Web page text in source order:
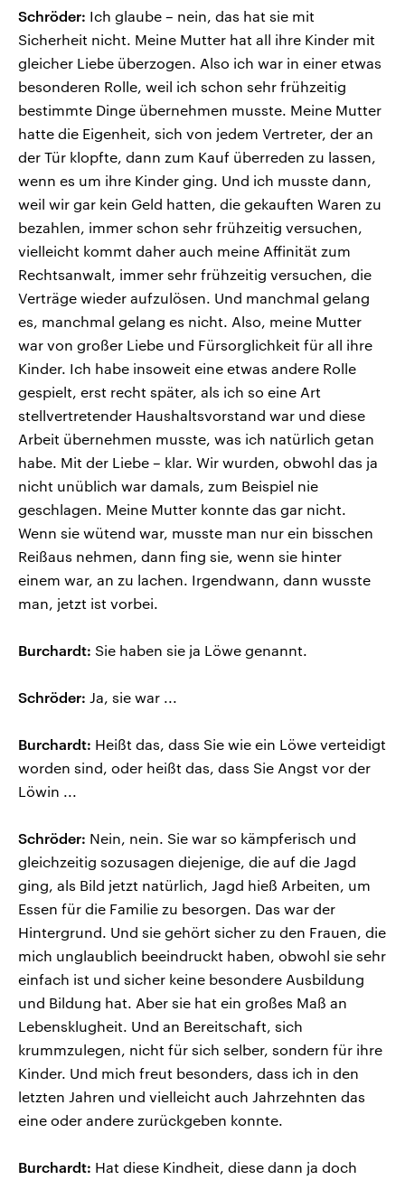
Schröder: Ich glaube – nein, das hat sie mit
Sicherheit nicht. Meine Mutter hat all ihre Kinder mit
gleicher Liebe überzogen. Also ich war in einer etwas
besonderen Rolle, weil ich schon sehr frühzeitig
bestimmte Dinge übernehmen musste. Meine Mutter
hatte die Eigenheit, sich von jedem Vertreter, der an
der Tür klopfte, dann zum Kauf überreden zu lassen,
wenn es um ihre Kinder ging. Und ich musste dann,
weil wir gar kein Geld hatten, die gekauften Waren zu
bezahlen, immer schon sehr frühzeitig versuchen,
vielleicht kommt daher auch meine Affinität zum
Rechtsanwalt, immer sehr frühzeitig versuchen, die
Verträge wieder aufzulösen. Und manchmal gelang
es, manchmal gelang es nicht. Also, meine Mutter
war von großer Liebe und Fürsorglichkeit für all ihre
Kinder. Ich habe insoweit eine etwas andere Rolle
gespielt, erst recht später, als ich so eine Art
stellvertretender Haushaltsvorstand war und diese
Arbeit übernehmen musste, was ich natürlich getan
habe. Mit der Liebe – klar. Wir wurden, obwohl das ja
nicht unüblich war damals, zum Beispiel nie
geschlagen. Meine Mutter konnte das gar nicht.
Wenn sie wütend war, musste man nur ein bisschen
Reißaus nehmen, dann fing sie, wenn sie hinter
einem war, an zu lachen. Irgendwann, dann wusste
man, jetzt ist vorbei.
Burchardt: Sie haben sie ja Löwe genannt.
Schröder: Ja, sie war ...
Burchardt: Heißt das, dass Sie wie ein Löwe verteidigt
worden sind, oder heißt das, dass Sie Angst vor der
Löwin ...
Schröder: Nein, nein. Sie war so kämpferisch und
gleichzeitig sozusagen diejenige, die auf die Jagd
ging, als Bild jetzt natürlich, Jagd hieß Arbeiten, um
Essen für die Familie zu besorgen. Das war der
Hintergrund. Und sie gehört sicher zu den Frauen, die
mich unglaublich beeindruckt haben, obwohl sie sehr
einfach ist und sicher keine besondere Ausbildung
und Bildung hat. Aber sie hat ein großes Maß an
Lebensklugheit. Und an Bereitschaft, sich
krummzulegen, nicht für sich selber, sondern für ihre
Kinder. Und mich freut besonders, dass ich in den
letzten Jahren und vielleicht auch Jahrzehnten das
eine oder andere zurückgeben konnte.
Burchardt: Hat diese Kindheit, diese dann ja doch